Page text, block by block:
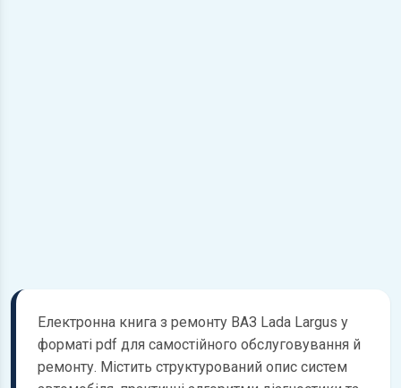
Електронна книга з ремонту ВАЗ Lada Largus у
форматі pdf для самостійного обслуговування й
ремонту. Містить структурований опис систем